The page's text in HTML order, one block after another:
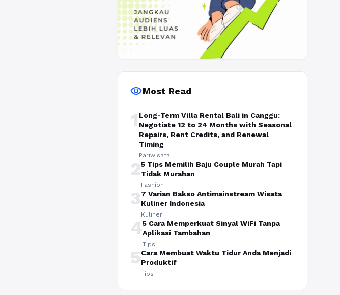
visibilityMost Read
1 Long-Term Villa Rental Bali in Canggu:
Negotiate 12 to 24 Months with Seasonal
Repairs, Rent Credits, and Renewal
Timing
Pariwisata
25 Tips Memilih Baju Couple Murah Tapi
Tidak Murahan
Fashion
37 Varian Bakso Antimainstream Wisata
Kuliner Indonesia
Kuliner
45 Cara Memperkuat Sinyal WiFi Tanpa
Aplikasi Tambahan
Tips
5Cara Membuat Waktu Tidur Anda Menjadi
Produktif
Tips